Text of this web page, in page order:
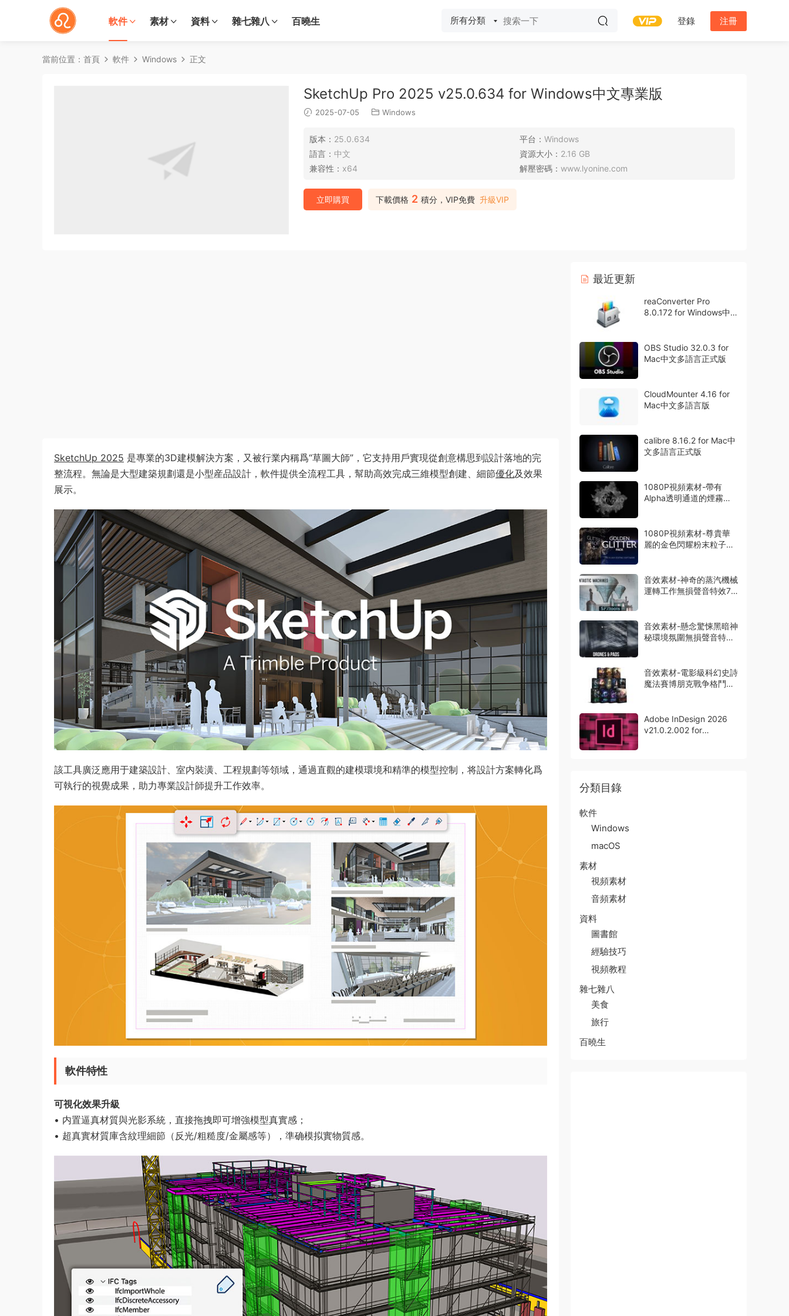
軟件 素材 資料 雜七雜八 百曉生 所有分類 登錄 注冊
當前位置： 首頁 軟件 Windows 正文
SketchUp Pro 2025 v25.0.634 for Windows中文專業版
2025-07-05 Windows
版本： 25.0.634 平台： Windows
語言： 中文 資源大小： 2.16 GB
兼容性： x64 解壓密碼： www.lyonine.com
下載價格 2 積分，VIP免費 升級VIP
立即購買
SketchUp 2025 是專業的3D建模解決方案，又被行業内稱爲“草圖大師”，它支持用戶實現從創意構思到設計落地的完
整流程。無論是大型建築規劃還是小型産品設計，軟件提供全流程工具，幫助高效完成三維模型創建、細節優化及效果
展示。
該工具廣泛應用于建築設計、室内裝潢、工程規劃等領域，通過直觀的建模環境和精準的模型控制，将設計方案轉化爲
可執行的視覺成果，助力專業設計師提升工作效率。
軟件特性
可視化效果升級​
• 内置逼真材質與光影系統，直接拖拽即可增強模型真實感；
• 超真實材質庫含紋理細節（反光/粗糙度/金屬感等），準确模拟實物質感。
最近更新
reaConverter Pro
8.0.172 for Windows中
OBS Studio 32.0.3 for
Mac中文多語言正式版
CloudMounter 4.16 for
Mac中文多語言版
calibre 8.16.2 for Mac中
文多語言正式版
1080P視頻素材-帶有
Alpha透明通道的煙霧粒
1080P視頻素材-尊貴華
麗的金色閃耀粉末粒子特
音效素材-神奇的蒸汽機械
運轉工作無損聲音特效73
音效素材-懸念驚悚黑暗神
秘環境氛圍無損聲音特效
音效素材-電影級科幻史詩
魔法賽博朋克戰争格鬥無
Adobe InDesign 2026
v21.0.2.002 for
分類目錄
軟件
Windows
macOS
素材
視頻素材
音頻素材
資料
圖書館
經驗技巧
視頻教程
雜七雜八
美食
旅行
百曉生